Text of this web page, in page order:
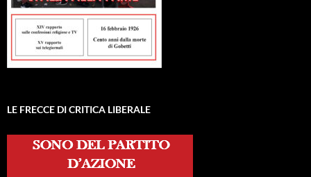
LE FRECCE DI CRITICA LIBERALE